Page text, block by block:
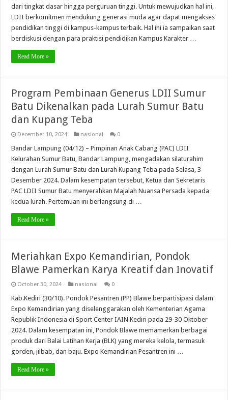
dari tingkat dasar hingga perguruan tinggi. Untuk mewujudkan hal ini,
LDII berkomitmen mendukung generasi muda agar dapat mengakses
pendidikan tinggi di kampus-kampus terbaik. Hal ini ia sampaikan saat
berdiskusi dengan para praktisi pendidikan Kampus Karakter …
Read More »
Program Pembinaan Generus LDII Sumur
Batu Dikenalkan pada Lurah Sumur Batu
dan Kupang Teba
December 10, 2024 nasional 0
Bandar Lampung (04/12) – Pimpinan Anak Cabang (PAC) LDII
Kelurahan Sumur Batu, Bandar Lampung, mengadakan silaturahim
dengan Lurah Sumur Batu dan Lurah Kupang Teba pada Selasa, 3
Desember 2024. Dalam kesempatan tersebut, Ketua dan Sekretaris
PAC LDII Sumur Batu menyerahkan Majalah Nuansa Persada kepada
kedua lurah. Pertemuan ini berlangsung di …
Read More »
Meriahkan Expo Kemandirian, Pondok
Blawe Pamerkan Karya Kreatif dan Inovatif
October 30, 2024 nasional 0
Kab.Kediri (30/10). Pondok Pesantren (PP) Blawe berpartisipasi dalam
Expo Kemandirian yang diselenggarakan oleh Kementerian Agama
Republik Indonesia di Sport Center IAIN Kediri pada 29-30 Oktober
2024. Dalam kesempatan ini, Pondok Blawe memamerkan berbagai
produk dari Balai Latihan Kerja (BLK) yang mereka kelola, termasuk
gorden, jilbab, dan baju. Expo Kemandirian Pesantren ini …
Read More »